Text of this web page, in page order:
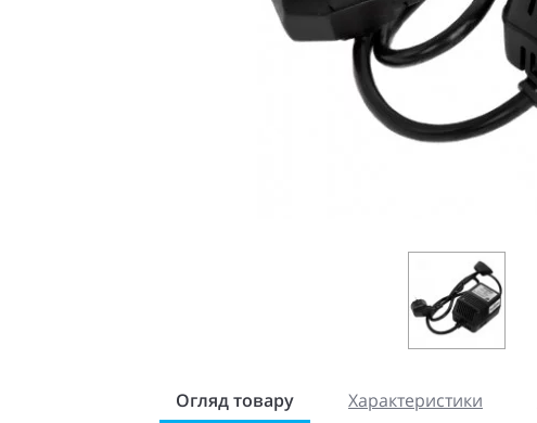
Огляд товару Характеристики